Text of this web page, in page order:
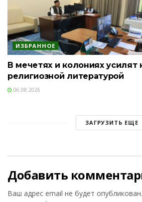
ИЗБРАННОЕ
В мечетях и колониях усилят
религиозной литературой
06.08.2026
ЗАГРУЗИТЬ ЕЩЕ
Добавить
Ваш адрес email не будет опубликован.